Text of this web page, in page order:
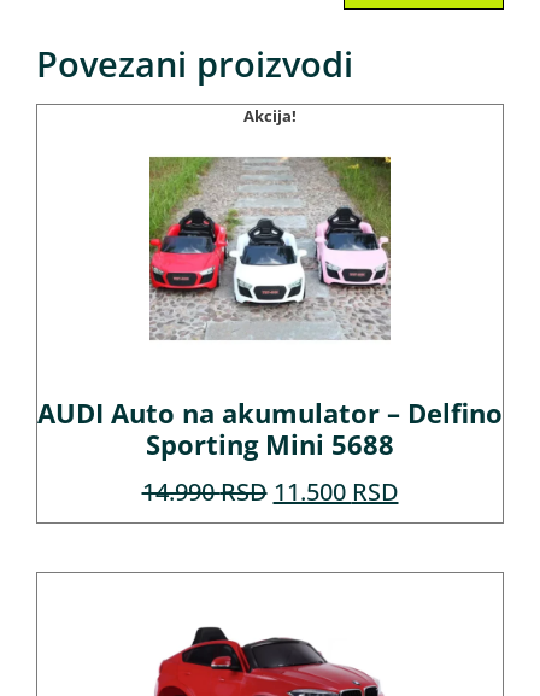
Povezani proizvodi
Akcija!
AUDI Auto na akumulator – Delfino
Sporting Mini 5688
14.990RSD 11.500 RSD